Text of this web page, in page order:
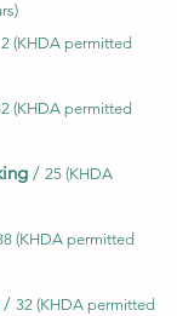
(KHDA permitted
(KHDA permitted
/ 25 (KHDA
(KHDA permitted
/ 32 (KHDA permitted